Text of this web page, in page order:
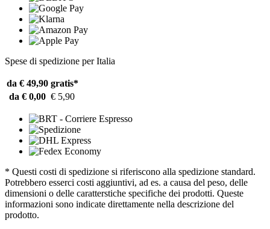
Spese di spedizione per Italia
da € 49,90 gratis*
da € 0,00 € 5,90
* Questi costi di spedizione si riferiscono alla spedizione standard.
Potrebbero esserci costi aggiuntivi, ad es. a causa del peso, delle
dimensioni o delle caratterstiche specifiche dei prodotti. Queste
informazioni sono indicate direttamente nella descrizione del
prodotto.